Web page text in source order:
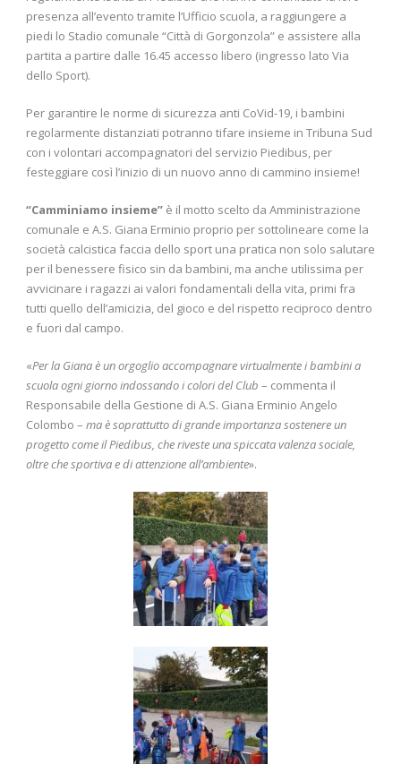
presenza all’evento tramite l’Ufficio scuola, a raggiungere a
piedi lo Stadio comunale “Città di Gorgonzola” e assistere alla
partita a partire dalle 16.45 accesso libero (ingresso lato Via
dello Sport).
Per garantire le norme di sicurezza anti CoVid-19, i bambini
regolarmente distanziati potranno tifare insieme in Tribuna Sud
con i volontari accompagnatori del servizio Piedibus, per
festeggiare così l’inizio di un nuovo anno di cammino insieme!
“Camminiamo insieme” è il motto scelto da Amministrazione
comunale e A.S. Giana Erminio proprio per sottolineare come la
società calcistica faccia dello sport una pratica non solo salutare
per il benessere fisico sin da bambini, ma anche utilissima per
avvicinare i ragazzi ai valori fondamentali della vita, primi fra
tutti quello dell’amicizia, del gioco e del rispetto reciproco dentro
e fuori dal campo.
«Per la Giana è un orgoglio accompagnare virtualmente i bambini a
scuola ogni giorno indossando i colori del Club – commenta il
Responsabile della Gestione di A.S. Giana Erminio Angelo
Colombo – ma è soprattutto di grande importanza sostenere un
progetto come il Piedibus, che riveste una spiccata valenza sociale,
oltre che sportiva e di attenzione all’ambiente».